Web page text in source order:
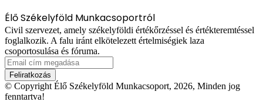
Élő Székelyföld Munkacsoportról
Civil szervezet, amely székelyföldi értékőrzéssel és értékteremtéssel
foglalkozik. A falu iránt elkötelezett értelmiségiek laza
csoportosulása és fóruma.
Email
cím
megadása
© Copyright Élő Székelyföld Munkacsoport, 2026, Minden jog
fenntartva!